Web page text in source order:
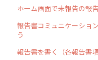
ホーム画面で未報告の報
報告書コミュニケーショ
う
報告書を書く（各報告書